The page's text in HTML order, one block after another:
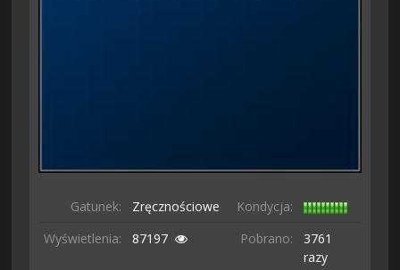
Gatunek: Zręcznościowe
Kondycja:
Wyświetlenia:
87197 Pobrano:
3761
razy